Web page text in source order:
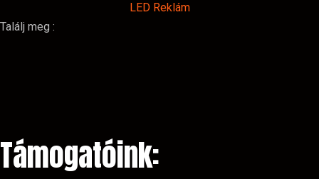
LED Reklám
Találj meg :
Támogatóink: